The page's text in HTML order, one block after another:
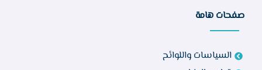
صفحات هامة
السياسات واللوائح